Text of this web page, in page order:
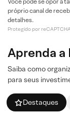
próprio canal de
detalhes.
Protegido por
Aprenda a
Saiba como
para seus
Destaques